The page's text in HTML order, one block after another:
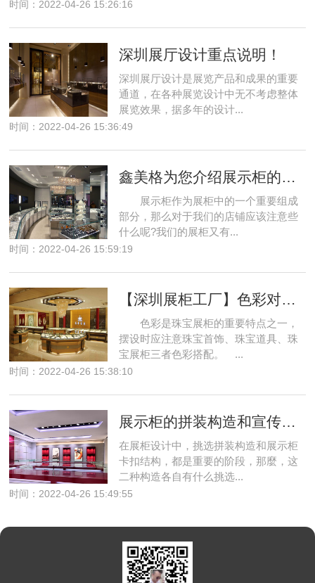
时间：2022-04-26 15:26:16
深圳展厅设计重点说明！
深圳展厅设计是展览产品和成果的重要
通道，在各种展览设计中无不考虑整体
展览效果，据多年的设计...
时间：2022-04-26 15:36:49
展示柜作为展柜中的一个重要组成
部分，那么对于我们的店铺应该注意些
什么呢?我们的展柜又有...
时间：2022-04-26 15:59:19
【深圳展柜工厂】色彩对珠宝展柜的重要
色彩是珠宝展柜的重要特点之一，
摆设时应注意珠宝首饰、珠宝道具、珠
宝展柜三者色彩搭配。 ...
时间：2022-04-26 15:38:10
展示柜的拼装构造和宣传栏卡扣结构分别有哪些？
在展柜设计中，挑选拼装构造和展示柜
卡扣结构，都是重要的阶段，那麼，这
二种构造各自有什么挑选...
时间：2022-04-26 15:49:55